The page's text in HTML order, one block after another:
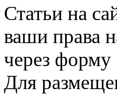
Статьи на
ваши права
через
Для